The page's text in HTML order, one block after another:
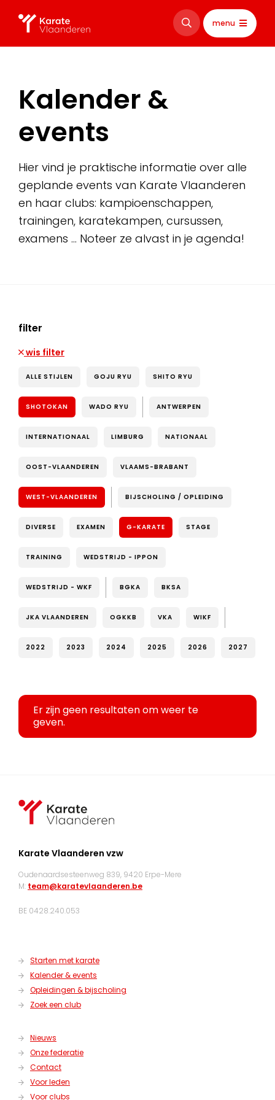
menu
Kalender &
events
Hier vind je praktische informatie over alle
geplande events van Karate Vlaanderen
en haar clubs: kampioenschappen,
trainingen, karatekampen, cursussen,
examens … Noteer ze alvast in je agenda!
filter
wis filter
ALLE STIJLEN GOJU RYU SHITO RYU
SHOTOKAN WADO RYU ANTWERPEN
INTERNATIONAAL LIMBURG NATIONAAL
OOST-VLAANDEREN VLAAMS-BRABANT
WEST-VLAANDEREN BIJSCHOLING / OPLEIDING
DIVERSE EXAMEN G-KARATE STAGE
TRAINING WEDSTRIJD - IPPON
WEDSTRIJD - WKF BGKA BKSA
JKA VLAANDEREN OGKKB VKA WIKF
2022 2023 2024 2025 2026 2027
Er zijn geen resultaten om weer te
geven.
Karate Vlaanderen vzw
Oudenaardsesteenweg 839, 9420 Erpe-Mere
M: team@karatevlaanderen.be
BE 0428.240.053
Starten met karate
Kalender & events
Opleidingen & bijscholing
Zoek een club
Nieuws
Onze federatie
Contact
Voor leden
Voor clubs